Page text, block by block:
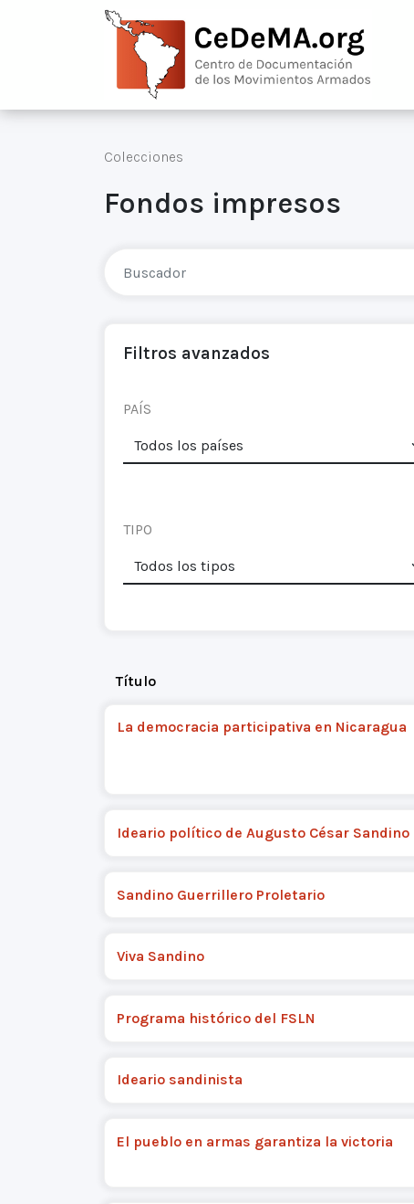
Colecciones
Fondos impresos
Filtros avanzados
PAÍS
TIPO
Título
La democracia participativa en Nicaragua
Ideario político de Augusto César Sandino
Sandino Guerrillero Proletario
Viva Sandino
Programa histórico del FSLN
Ideario sandinista
El pueblo en armas garantiza la victoria